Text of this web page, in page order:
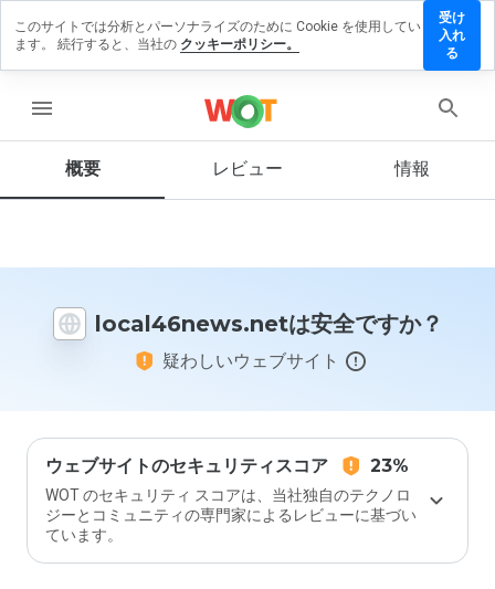
menu
概要 レビュー 情報
local46news.netは安全ですか？
疑わしいウェブサイト
ウェブサイトのセキュリティスコア 23%
WOT のセキュリティ スコアは、当社独自のテクノロ
ジーとコミュニティの専門家によるレビューに基づい
ています。
ューを残
この
イト
価し
ます
か？
このサイトでは分析とパーソナライズのために Cookie を使用してい
ます。 続行すると、当社の クッキーポリシー。
受け
入れ
る